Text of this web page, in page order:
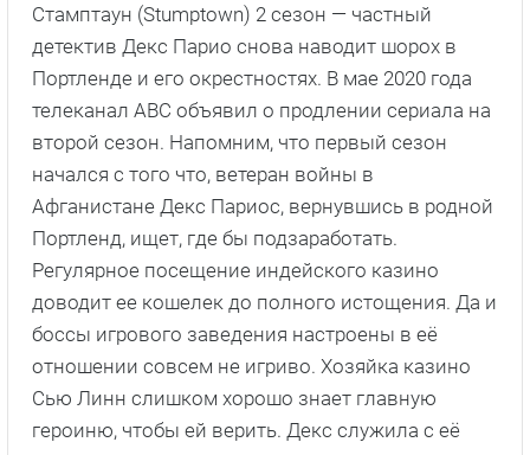
Стамптаун (Stumptown) 2 сезон — частный
детектив Декс Парио снова наводит шорох в
Портленде и его окрестностях. В мае 2020 года
телеканал ABC объявил о продлении сериала на
второй сезон. Напомним, что первый сезон
начался с того что, ветеран войны в
Афганистане Декс Париос, вернувшись в родной
Портленд, ищет, где бы подзаработать.
Регулярное посещение индейского казино
доводит ее кошелек до полного истощения. Да и
боссы игрового заведения настроены в её
отношении совсем не игриво. Хозяйка казино
Сью Линн слишком хорошо знает главную
героиню, чтобы ей верить. Декс служила с её